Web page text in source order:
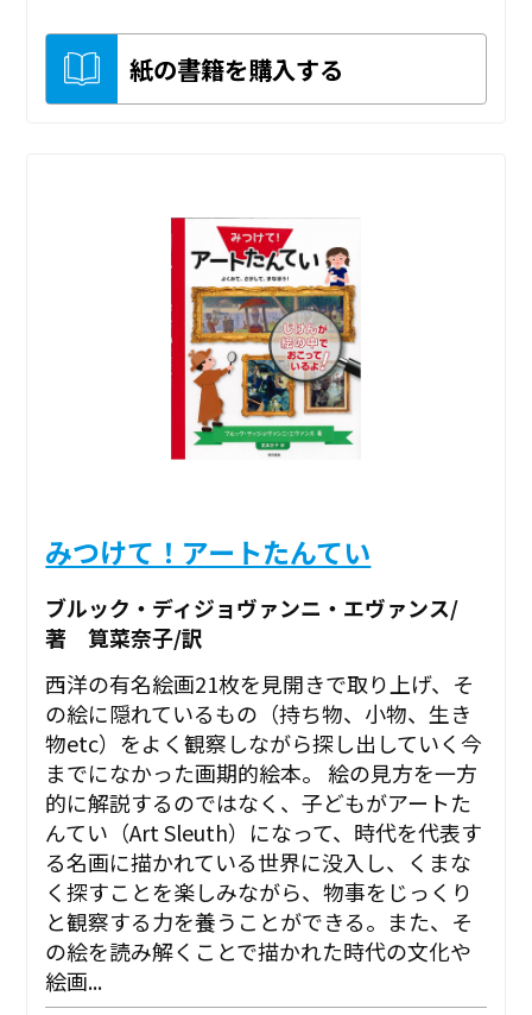
紙の書籍を購入する
みつけて！アートたんてい
ブルック・ディジョヴァンニ・エヴァンス/
著 筧菜奈子/訳
西洋の有名絵画21枚を見開きで取り上げ、そ
の絵に隠れているもの（持ち物、小物、生き
物etc）をよく観察しながら探し出していく今
までになかった画期的絵本。 絵の見方を一方
的に解説するのではなく、子どもがアートた
んてい（Art Sleuth）になって、時代を代表す
る名画に描かれている世界に没入し、くまな
く探すことを楽しみながら、物事をじっくり
と観察する力を養うことができる。また、そ
の絵を読み解くことで描かれた時代の文化や
絵画...